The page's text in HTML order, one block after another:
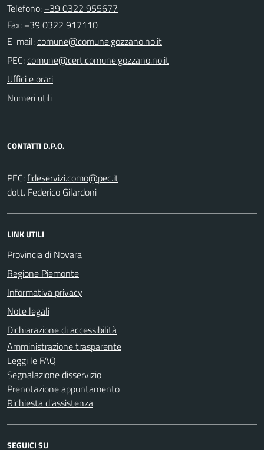
Telefono: +39 0322 955677
Fax: +39 0322 917110
E-mail:
PEC:
Uffici e orari
Numeri utili
CONTATTI D.P.O.
PEC:
dott. Federico Gilardoni
LINK UTILI
Provincia di Novara
Regione Piemonte
Informativa privacy
Note legali
Dichiarazione di accessibilità
Amministrazione trasparente
Leggi le FAQ
Segnalazione disservizio
Prenotazione appuntamento
Richiesta d'assistenza
SEGUICI SU